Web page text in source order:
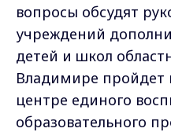
вопросы обсудят
учреждений
детей и школ
Владимире пройдет
центре единого
образовательного